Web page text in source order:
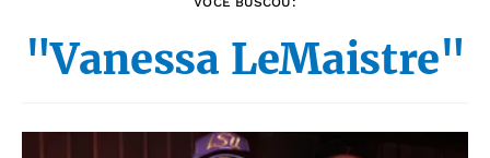
"Vanessa LeMaistre"